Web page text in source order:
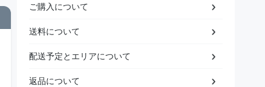
ご購入について
送料について
配送予定とエリアについて
返品について